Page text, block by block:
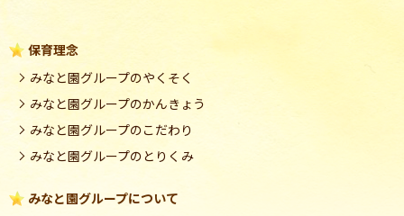
保育理念
みなと園グループのやくそく
みなと園グループのかんきょう
みなと園グループのこだわり
みなと園グループのとりくみ
みなと園グループについて